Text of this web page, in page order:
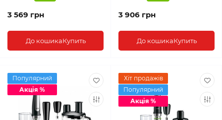
3 569 грн
До кошикаКупить
3 906 грн
До кошикаКупить
Популярний
Акція %
Хіт продажів
Популярний
Акція %